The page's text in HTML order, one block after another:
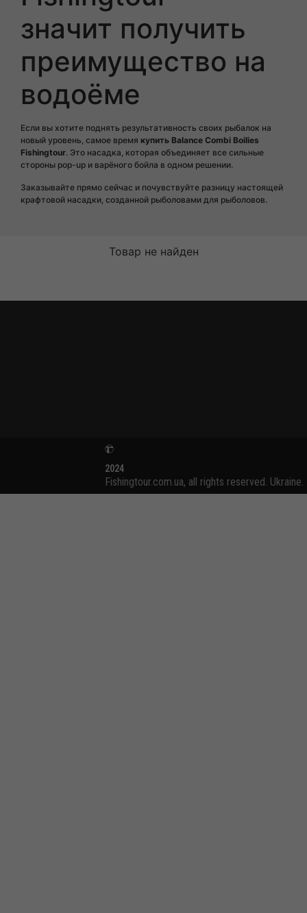
значит получить
преимущество на
водоёме
Если вы хотите поднять результативность своих рыбалок на
новый уровень, самое время купить Balance Combi Boilies
Fishingtour. Это насадка, которая объединяет все сильные
стороны pop-up и варёного бойла в одном решении.
Заказывайте прямо сейчас и почувствуйте разницу настоящей
крафтовой насадки, созданной рыболовами для рыболовов.
Товар не найден
2024
Fishingtour.com.ua, all rights reserved. Ukraine.